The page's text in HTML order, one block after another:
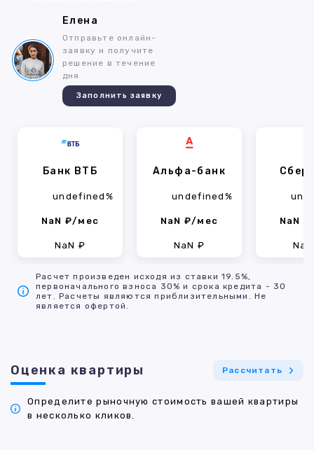
Елена
Отправьте онлайн-
заявку и получите
решение в течение
дня
Заполнить заявку
Банк ВТБ
undefined%
NaN ₽/мес
NaN ₽
Альфа-банк
undefined%
NaN ₽/мес
NaN ₽
NaN
Расчет произведен исходя из ставки 19.5%,
первоначального взноса 30% и срока кредита - 30
лет. Расчеты являются приблизительными. Не
является офертой.
Оценка квартиры Рассчитать
Определите рыночную стоимость вашей квартиры
в несколько кликов.